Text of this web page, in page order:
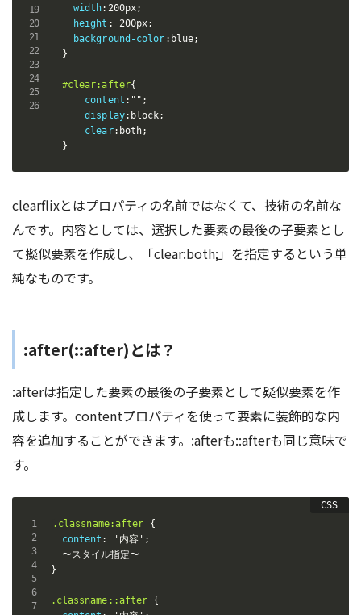
width: 200px;
height : 200px;
background-color : blue;
}
#clear:after{
content : "" ;
display: block;
clear: both;
}
clearflixとはプロパティの名前ではなくて、技術の名前な
んです。内容としては、選択した要素の最後の子要素とし
て擬似要素を作成し、「clear:both;」を指定するという単
純なものです。
:after(::after)とは？
:afterは指定した要素の最後の子要素として疑似要素を作
成します。contentプロパティを使って要素に装飾的な内
容を追加することができます。:afterも::afterも同じ意味で
す。
.classname:after
{
content : '内容' ;
}
.classname::after {